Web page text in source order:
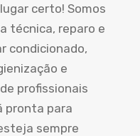
certo! Somos
técnica, reparo e
condicionado,
e
profissionais
pronta para
sempre